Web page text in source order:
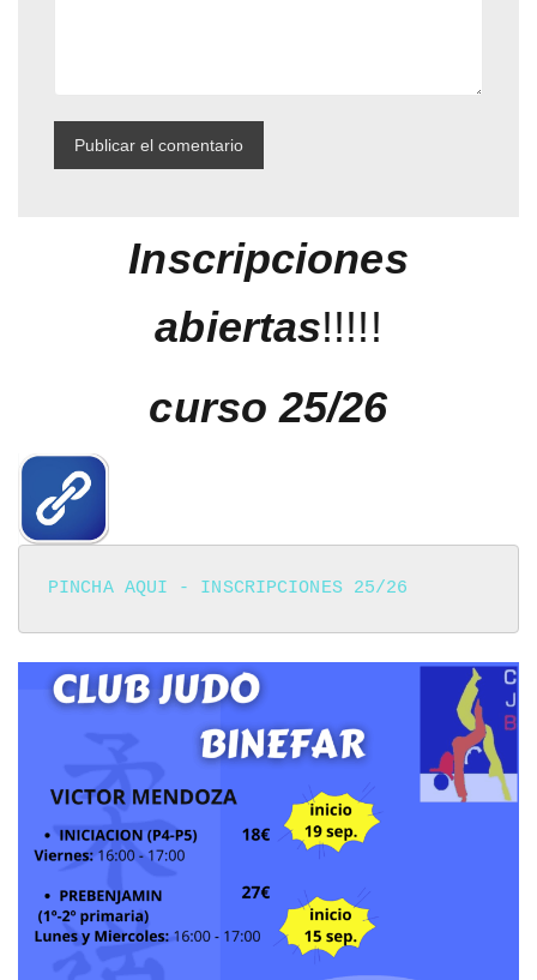
Inscripciones
abiertas!!!!!
curso 25/26
PINCHA AQUI - INSCRIPCIONES 25/26